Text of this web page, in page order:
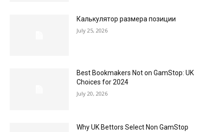
Калькулятор размера позиции
July 25, 2026
Best Bookmakers Not on GamStop: UK
Choices for 2024
July 20, 2026
Why UK Bettors Select Non GamStop